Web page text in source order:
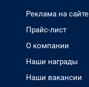
Реклама на сайте
Прайс-лист
О компании
Наши награды
Наши вакансии